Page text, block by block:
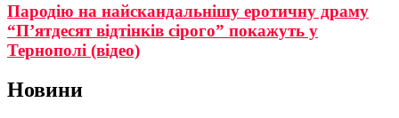
Пародію на найскандальнішу еротичну драму
“П’ятдесят відтінків сірого” покажуть у
Тернополі (відео)
Новини